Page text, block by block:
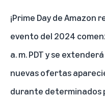
¡Prime Day de Amazon
evento del 2024
a. m. PDT y se
nuevas ofertas
durante determinados